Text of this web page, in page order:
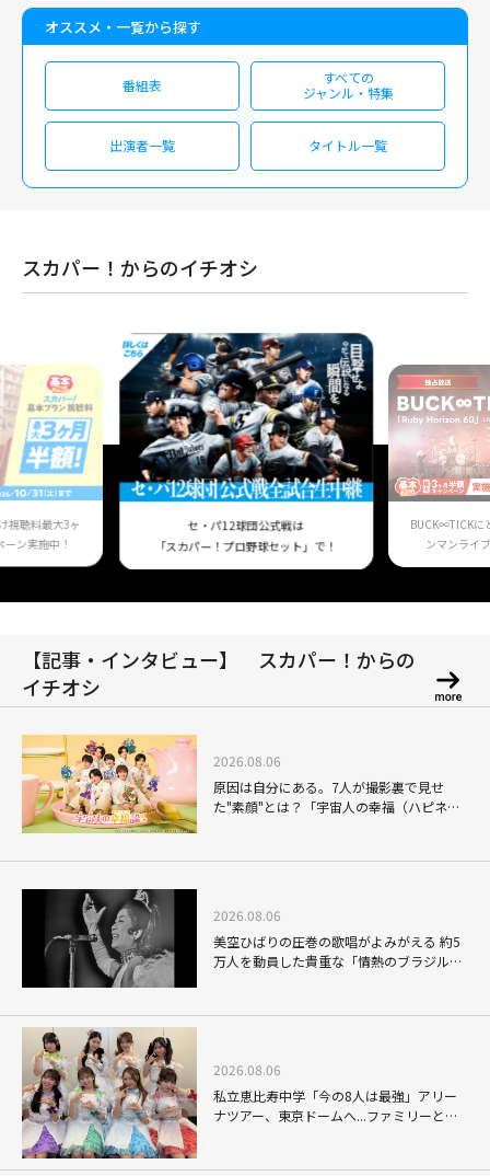
オススメ・一覧から探す
番組表
すべての
ジャンル・特集
出演者一覧 タイトル一覧
スカパー！からのイチオシ
視聴料最大3ヶ
ン実施中！
セ・パ12球団公式戦は
「スカパー！プロ野球セット」で！
BUCK∞TICKに
ンマンライ
【記事・インタビュー】 スカパー！からの
イチオシ
2026.08.06
原因は自分にある。7人が撮影裏で見せ
た"素顔"とは？「宇宙人の幸福（ハピネ
2026.08.06
美空ひばりの圧巻の歌唱がよみがえる 約5
万人を動員した貴重な「情熱のブラジル公
2026.08.06
私立恵比寿中学「今の8人は最強」アリー
ナツアー、東京ドームへ...ファミリーと目